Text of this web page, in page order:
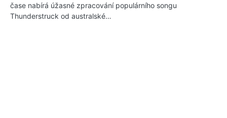
čase nabírá úžasné zpracování populárního songu
Thunderstruck od australské…